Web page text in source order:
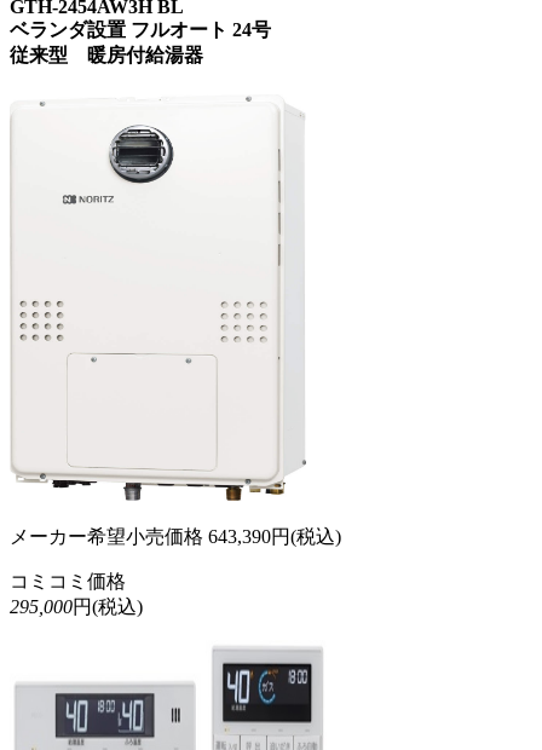
GTH-2454AW3H BL
ベランダ設置 フルオート 24号
従来型 暖房付給湯器
メーカー希望小売価格 643,390円(税込)
コミコミ価格
295,000円(税込)